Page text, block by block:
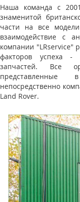
Наша команда с
знаменитой
части на все
взаимодействие с
компании "LRservice"
факторов успеха -
запчастей. Все
представленные
непосредственно
Land Rover.